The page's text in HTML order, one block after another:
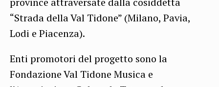
“Strada della Val Tidone” (Milano, Pavia,
Lodi e Piacenza).
Enti promotori del progetto sono la
Fondazione Val Tidone Musica e